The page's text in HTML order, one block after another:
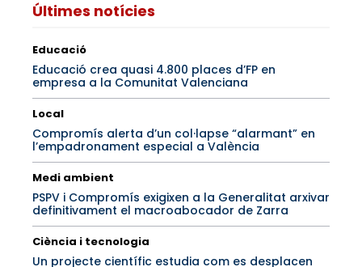
Últimes notícies
Educació
Educació crea quasi 4.800 places d’FP en
empresa a la Comunitat Valenciana
Local
Compromís alerta d’un col·lapse “alarmant” en
l’empadronament especial a València
Medi ambient
PSPV i Compromís exigixen a la Generalitat arxivar
definitivament el macroabocador de Zarra
Ciència i tecnologia
Un projecte científic estudia com es desplacen